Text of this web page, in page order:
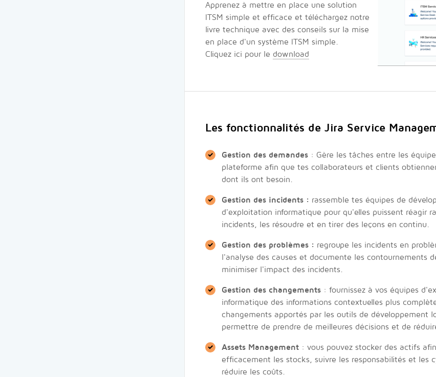
Apprenez à mettre en place une solution
ITSM simple et efficace et téléchargez notre
livre technique avec des conseils sur la mise
en place d'un système ITSM simple.
Cliquez ici pour le download
Les fonctionnalités de Jira Service
Gestion des demandes : Gère les tâches entre les
plateforme afin que tes collaborateurs et clients
dont ils ont besoin.
Gestion des incidents : rassemble tes équipes de
d'exploitation informatique pour qu'elles puissent réagir
incidents, les résoudre et en tirer des leçons en continu.‍
Gestion des problèmes : regroupe les incidents en
l'analyse des causes et documente les contournements
minimiser l'impact des incidents.
Gestion des changements : fournissez à vos équipes
informatique des informations contextuelles plus
changements apportés par les outils de développement
permettre de prendre de meilleures décisions et de
Assets Management : vous pouvez stocker des actifs
efficacement les stocks, suivre les responsabilités et les
réduire les coûts.